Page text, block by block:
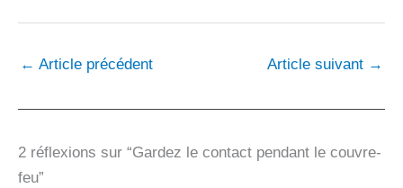
← Article précédent Article suivant →
2 réflexions sur “Gardez le contact pendant le couvre-
feu”